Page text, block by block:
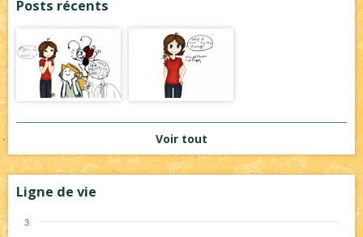
Posts récents
Voir tout
Ligne de vie
3